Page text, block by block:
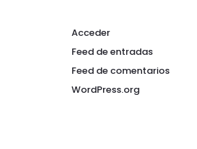
Acceder
Feed de entradas
Feed de comentarios
WordPress.org